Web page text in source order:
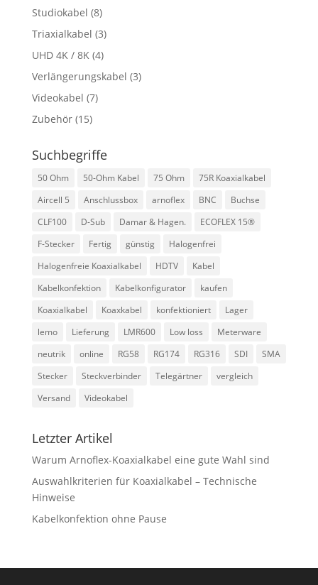
Studiokabel (8)
Triaxialkabel (3)
UHD 4K / 8K(4)
Verlängerungskabel (3)
Videokabel (7)
Zubehör(15)
Suchbegriffe
50 Ohm 50-Ohm Kabel 75 Ohm
75R Koaxialkabel
Aircell 5
Anschlussbox arnoflex BNC
Buchse
CLF100
D-Sub Damar & Hagen.
ECOFLEX 15®
F-Stecker
Fertig günstig
Halogenfrei
Halogenfreie Koaxialkabel
HDTV
Kabel
Kabelkonfektion
Kabelkonfigurator
kaufen
Koaxialkabel
Koaxkabel konfektioniert
Lager
lemo
Lieferung LMR600 Low loss
Meterware
neutrik
online RG58 RG174 RG316 SDI
SMA
Stecker
Steckverbinder Telegärtner
vergleich
Versand
Videokabel
Letzter Artikel
Warum Arnoflex-Koaxialkabel eine gute Wahl sind
Auswahlkriterien für Koaxialkabel – Technische
Hinweise
Kabelkonfektion ohne Pause